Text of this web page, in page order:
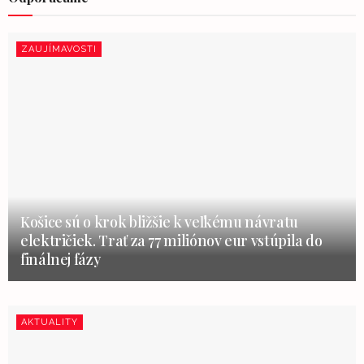
ZAUJÍMAVOSTI
Košice sú o krok bližšie k veľkému návratu
električiek. Trať za 77 miliónov eur vstúpila do
finálnej fázy
AKTUALITY